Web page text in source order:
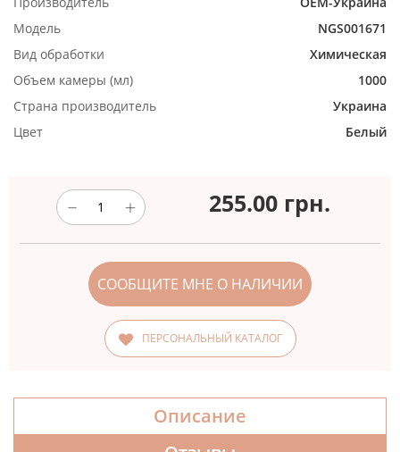
Модель
NGS001671
Вид обработки
Химическая
Объем камеры (мл)
1000
Страна производитель
Украина
Цвет
Белый
255.00 грн.
СООБЩИТЕ МНЕ О НАЛИЧИИ
ПЕРСОНАЛЬНЫЙ КАТАЛОГ
Описание